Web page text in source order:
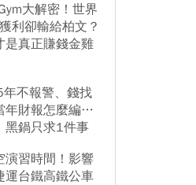
大解密！世界
利卻輸給柏文？
真正賺錢金雞
不報警、錢找
年財報怎麼編…
黑鍋只求1件事
演習時間！影響
台鐵高鐵公車